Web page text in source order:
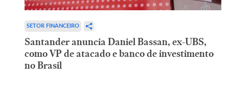
SETOR FINANCEIRO
Santander anuncia Daniel Bassan, ex-UBS,
como VP de atacado e banco de investimento
no Brasil